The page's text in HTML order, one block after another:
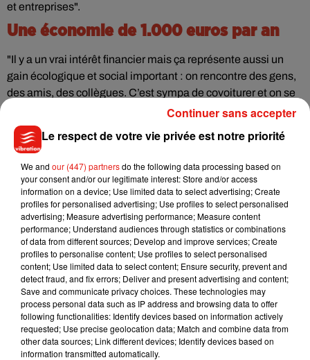
et entreprises".
Une économie de 1.000 euros par an
"Il y a un vrai intérêt financier mais ça représente aussi un
gain écologique et social important : on rencontre des gens,
des amis, des collègues. C’est sympa de covoiturer et on se
rend compte que ça ne change pas grand-chose à notre
quotidien", selon sa plateforme.
Pour Nicolas Brusson, cofondateur de BlaBlaCar, "le bonus
va être une première étape vers un usage plus fréquent. Un
conducteur qui choisit de covoiturer régulièrement sur ses
trajets du quotidien peut économiser plus de 1.000 euros par
an".
Le but est de passer de 900.000 trajets mensuels aujourd'hui
à trois millions dans quelques années. Alors que 50 millions
de sièges vides circulent chaque jour, tripler le nombre de
covoitureurs permettrait d'éviter 4,5 millions de tonnes de
CO2 par an, selon le ministère des Transports.
Le respect de votre vie privée est notre priorité
We and our (447) partnersdo the following data processing based on
your consent and/or our legitimate interest: Store and/or access
information on a device; Use limited data to select advertising; Create
profiles for personalised advertising; Use profiles to select personalised
advertising; Measure advertising performance; Measure content
performance; Understand audiences through statistics or combinations
of data from different sources; Develop and improve services; Create
profiles to personalise content; Use profiles to select personalised
content; Use limited data to select content; Ensure security, prevent and
detect fraud, and fix errors; Deliver and present advertising and content;
Save and communicate privacy choices. These technologies may
process personal data such as IP address and browsing data to offer
following functionalities: Identify devices based on information actively
requested; Use precise geolocation data; Match and combine data from
other data sources; Link different devices; Identify devices based on
information transmitted automatically.
Continuer sans accepter